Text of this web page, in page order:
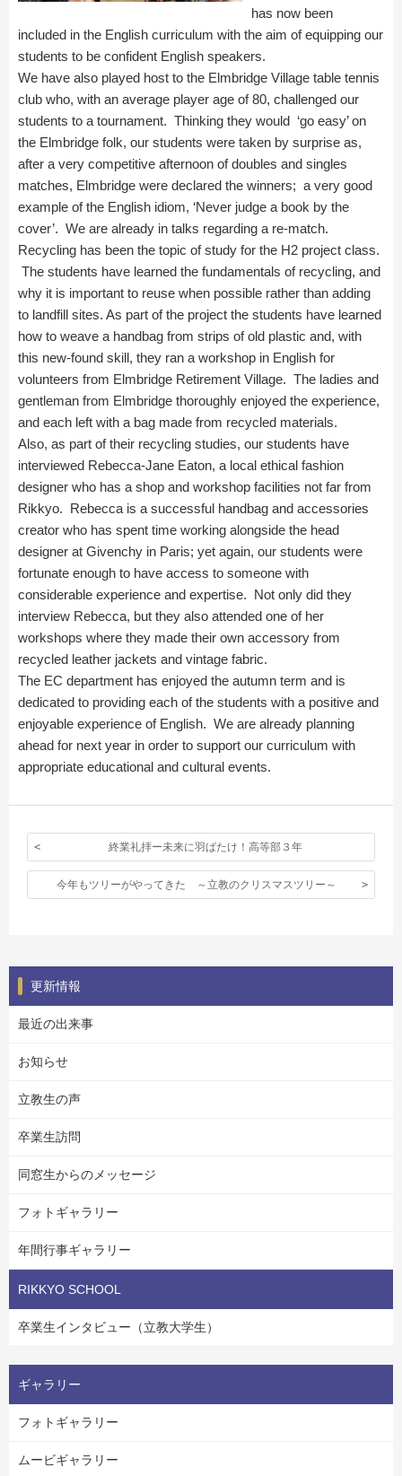
has now been
included in the English curriculum with the aim of equipping our
students to be confident English speakers.
We have also played host to the Elmbridge Village table tennis
club who, with an average player age of 80, challenged our
students to a tournament. Thinking they would ‘go easy’ on
the Elmbridge folk, our students were taken by surprise as,
after a very competitive afternoon of doubles and singles
matches, Elmbridge were declared the winners; a very good
example of the English idiom, ‘Never judge a book by the
cover’. We are already in talks regarding a re-match.
Recycling has been the topic of study for the H2 project class.
The students have learned the fundamentals of recycling, and
why it is important to reuse when possible rather than adding
to landfill sites. As part of the project the students have learned
how to weave a handbag from strips of old plastic and, with
this new-found skill, they ran a workshop in English for
volunteers from Elmbridge Retirement Village. The ladies and
gentleman from Elmbridge thoroughly enjoyed the experience,
and each left with a bag made from recycled materials.
Also, as part of their recycling studies, our students have
interviewed Rebecca-Jane Eaton, a local ethical fashion
designer who has a shop and workshop facilities not far from
Rikkyo. Rebecca is a successful handbag and accessories
creator who has spent time working alongside the head
designer at Givenchy in Paris; yet again, our students were
fortunate enough to have access to someone with
considerable experience and expertise. Not only did they
interview Rebecca, but they also attended one of her
workshops where they made their own accessory from
recycled leather jackets and vintage fabric.
The EC department has enjoyed the autumn term and is
dedicated to providing each of the students with a positive and
enjoyable experience of English. We are already planning
ahead for next year in order to support our curriculum with
appropriate educational and cultural events.
終業礼拝ー未来に羽ばたけ！高等部３年
今年もツリーがやってきた ～立教のクリスマスツリー～
更新情報
最近の出来事
お知らせ
立教生の声
卒業生訪問
同窓生からのメッセージ
フォトギャラリー
年間行事ギャラリー
RIKKYO SCHOOL
卒業生インタビュー（立教大学生）
ギャラリー
フォトギャラリー
ムービギャラリー